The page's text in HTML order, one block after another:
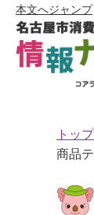
本文へジャンプ
トッ
商品